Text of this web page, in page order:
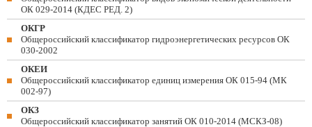
ОК 029-2014 (КДЕС РЕД. 2)
ОКГР
Общероссийский классификатор гидроэнергетических ресурсов ОК
030-2002
ОКЕИ
Общероссийский классификатор единиц измерения ОК 015-94 (МК
002-97)
ОКЗ
Общероссийский классификатор занятий ОК 010-2014 (МСКЗ-08)